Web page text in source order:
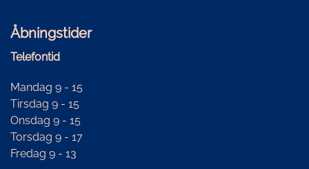
Åbningstider
Telefontid
Mandag 9 - 15
Tirsdag 9 - 15
Onsdag 9 - 15
Torsdag 9 - 17
Fredag 9 - 13